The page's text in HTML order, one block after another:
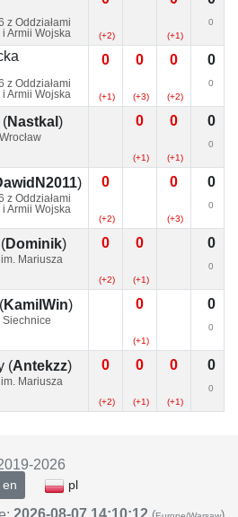
z Oddziałami
i Armii Wojska
(+2) (+1)
0
z Oddziałami
i Armii Wojska
0
(+1)
0
(+3)
0
(+2)
0
0
(Nastkal ) 0
(+1)
0
(+1)
0
0
)
z Oddziałami
i Armii Wojska
0
(+2)
0
(+3)
0
0
(Dominik)
Mariusza
0
(+2)
0
(+1)
0
0
(KamilWin)
Siechnice
0
(+1)
0
0
(Antekzz)
Mariusza
0
(+2)
0
(+1)
0
(+1)
0
0
2026
en pl